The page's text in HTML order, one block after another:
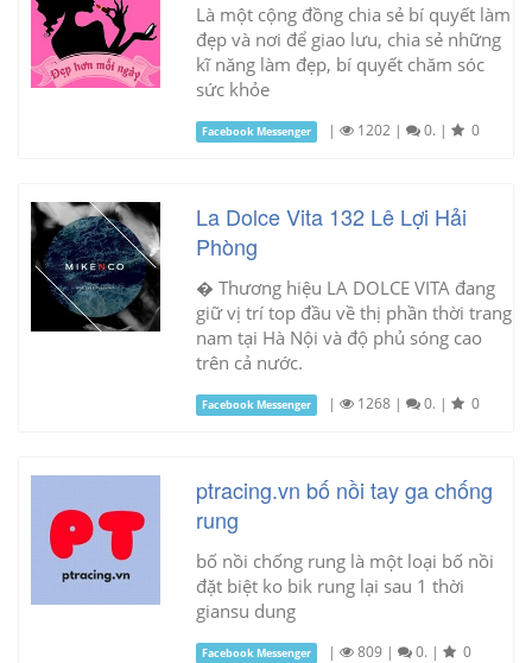
Là một cộng đồng chia sẻ bí quyết làm
đẹp và nơi để giao lưu, chia sẻ những
kĩ năng làm đẹp, bí quyết chăm sóc
sức khỏe
Facebook Messenger | 1202 | 0. | 0
La Dolce Vita 132 Lê Lợi Hải
Phòng
� Thương hiệu LA DOLCE VITA đang
giữ vị trí top đầu về thị phần thời trang
nam tại Hà Nội và độ phủ sóng cao
trên cả nước.
Facebook Messenger | 1268 | 0. | 0
ptracing.vn bố nồi tay ga chống
rung
bố nồi chống rung là một loại bố nồi
đặt biệt ko bik rung lại sau 1 thời
giansu dung
Facebook Messenger | 809 | 0. | 0